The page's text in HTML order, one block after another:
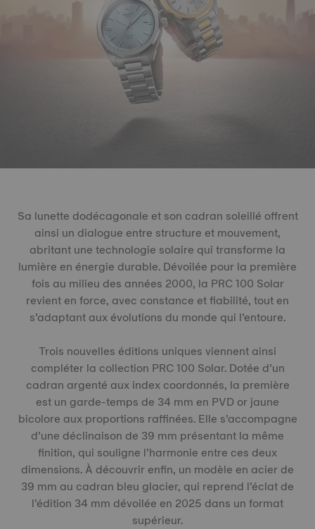
Sa lunette dodécagonale et son cadran soleillé offrent
ainsi un dialogue entre structure et mouvement,
abritant une technologie solaire qui transforme la
lumière en énergie durable. Dévoilée pour la première
fois au milieu des années 2000, la PRC 100 Solar
revient en force, avec constance et fiabilité, tout en
s’adaptant aux évolutions du monde qui l’entoure.
Trois nouvelles éditions uniques viennent ainsi
compléter la collection PRC 100 Solar. Dotée d’un
cadran argenté aux index coordonnés, la première
est un garde-temps de 34 mm en PVD or jaune
bicolore aux proportions raffinées. Elle s’accompagne
d’une déclinaison de 39 mm présentant la même
finition, qui souligne l’harmonie entre ces deux
dimensions. À découvrir enfin, un modèle en acier de
39 mm au cadran bleu glacier, qui reprend l’éclat de
l’édition 34 mm dévoilée en 2025 dans un format
supérieur.